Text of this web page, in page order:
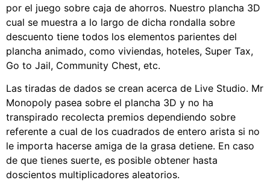
por el juego sobre caja de ahorros. Nuestro plancha 3D
cual se muestra a lo largo de dicha rondalla sobre
descuento tiene todos los elementos parientes del
plancha animado, como viviendas, hoteles, Super Tax,
Go to Jail, Community Chest, etc.
Las tiradas de dados se crean acerca de Live Studio. Mr
Monopoly pasea sobre el plancha 3D y no ha
transpirado recolecta premios dependiendo sobre
referente a cual de los cuadrados de entero arista si no
le importa hacerse amiga de la grasa detiene. En caso
de que tienes suerte, es posible obtener hasta
doscientos multiplicadores aleatorios.